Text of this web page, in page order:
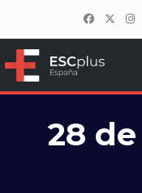
ESCplus
28